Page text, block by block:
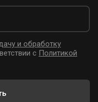
и обработку
с Политикой